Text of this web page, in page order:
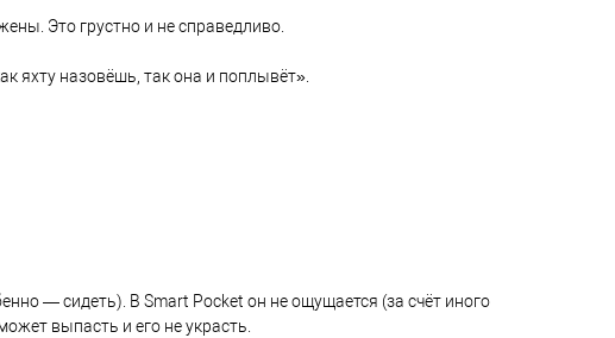
Это грустно и не справедливо.
яхту назовёшь, так она и поплывёт».
— сидеть). В Smart Pocket он не ощущается (за счёт иного
выпасть и его не украсть.